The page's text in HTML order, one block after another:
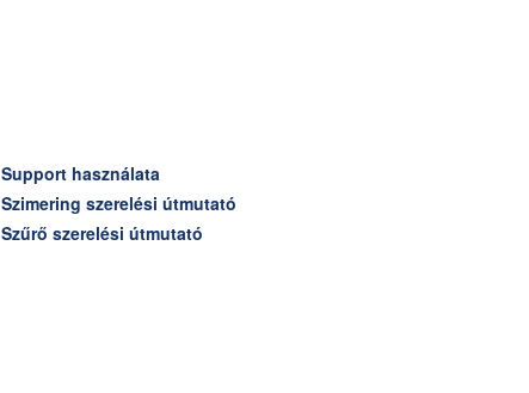
Support használata
Szimering szerelési útmutató
Szűrő szerelési útmutató